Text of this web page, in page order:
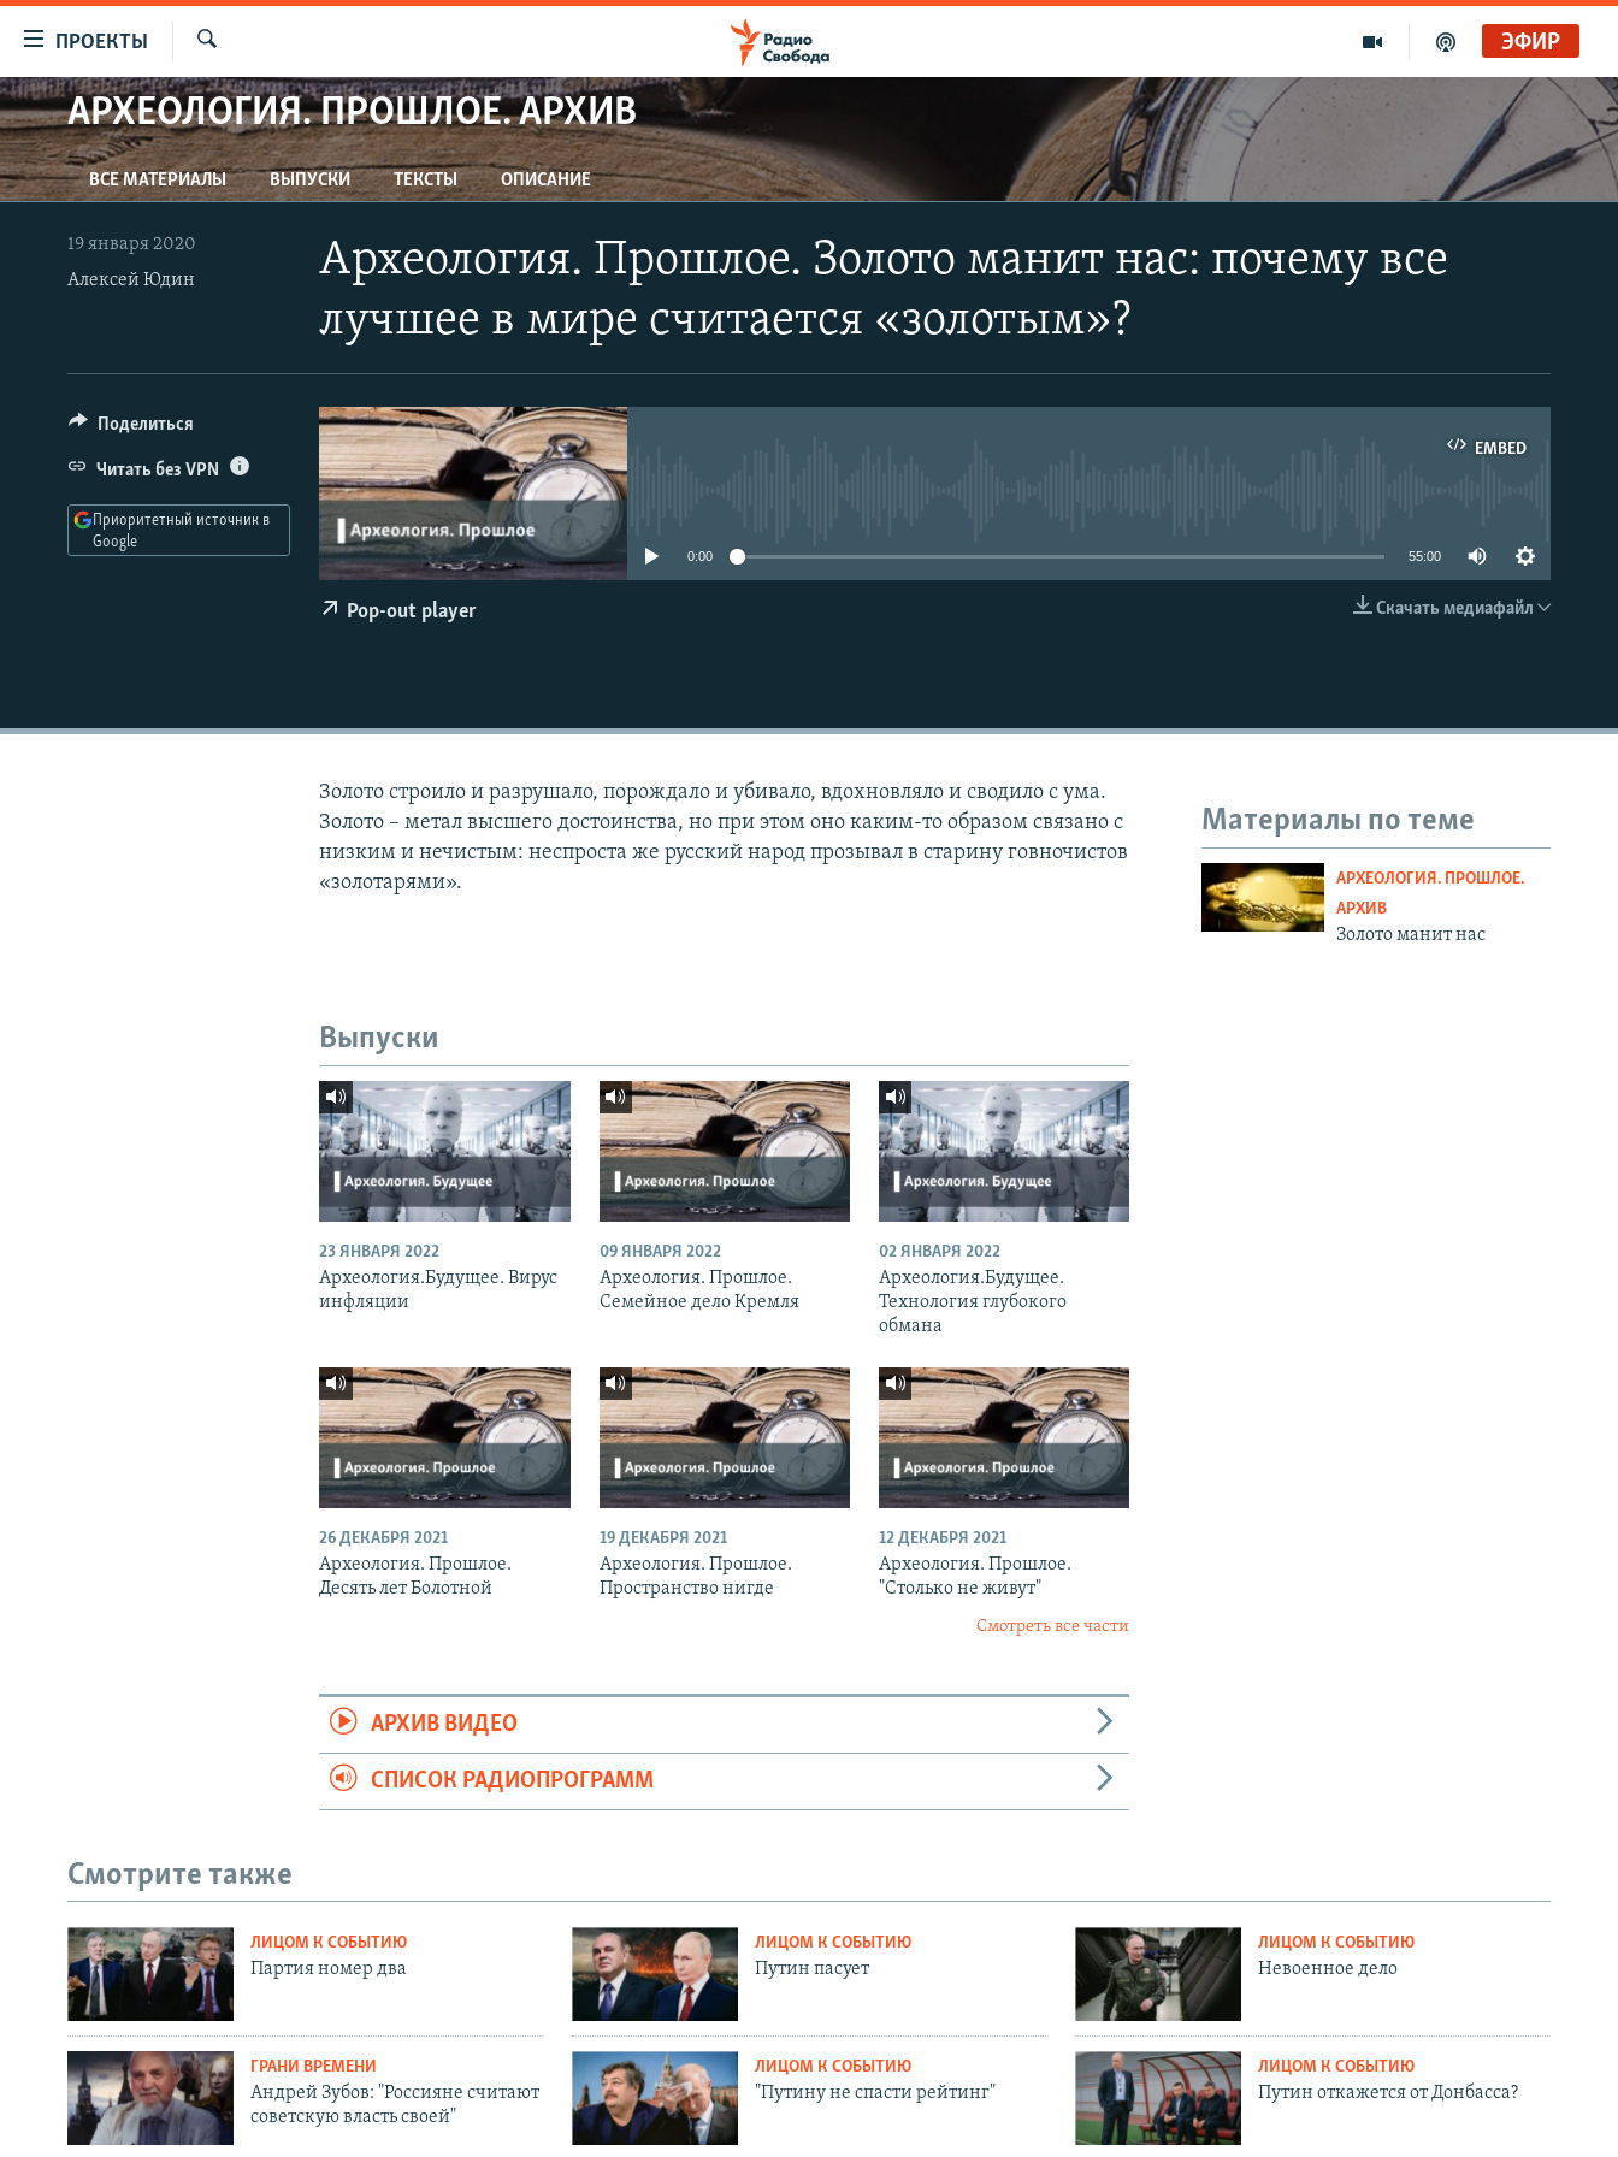
упрощенного
доступа
Вернуться
к
основному
содержанию
Вернутся
ПРОЕКТЫ
ПРОГРАММЫ
ПОДКАСТЫ
АВТОРСКИЕ ПРОЕКТЫ
ЦИТАТЫ СВОБОДЫ
МНЕНИЯ
IDEL.РЕАЛИИ
КАВКАЗ.РЕАЛИИ
СЕВЕР.РЕАЛИИ
СИБИРЬ.РЕАЛИИ
РАСПИСАНИЕ ВЕЩАНИЯ
Искать
ЭФИР
АРХЕОЛОГИЯ. ПРОШЛОЕ. АРХИВ
ВСЕ МАТЕРИАЛЫ ВЫПУСКИ ТЕКСТЫ ОПИСАНИЕ
Археология. Прошлое. Золото манит нас: почему все
лучшее в мире считается «золотым»?
19 января 2020
Алексей Юдин
EMBED
EMBED
0:00 55:00
Скачать медиафайл
Pop-out player
Поделиться
Читать без VPN
Приоритетный источник в
Google
Золото строило и разрушало, порождало и убивало, вдохновляло и сводило с ума.
Золото – метал высшего достоинства, но при этом оно каким-то образом связано с
низким и нечистым: неспроста же русский народ прозывал в старину говночистов
«золотарями».
Материалы по теме
АРХЕОЛОГИЯ. ПРОШЛОЕ.
АРХИВ
Золото манит нас
Выпуски
23 ЯНВАРЯ 2022
Археология.Будущее. Вирус
инфляции
09 ЯНВАРЯ 2022
Археология. Прошлое.
Семейное дело Кремля
02 ЯНВАРЯ 2022
Археология.Будущее.
Технология глубокого
обмана
26 ДЕКАБРЯ 2021
Археология. Прошлое.
Десять лет Болотной
19 ДЕКАБРЯ 2021
Археология. Прошлое.
Пространство нигде
12 ДЕКАБРЯ 2021
Археология. Прошлое.
"Столько не живут"
Смотреть все части
АРХИВ ВИДЕО
СПИСОК РАДИОПРОГРАММ
Смотрите также
ЛИЦОМ К СОБЫТИЮ
Партия номер два
ЛИЦОМ К СОБЫТИЮ
Путин пасует
ЛИЦОМ К СОБЫТИЮ
Невоенное дело
ГРАНИ ВРЕМЕНИ
Андрей Зубов: "Россияне считают
советскую власть своей"
ЛИЦОМ К СОБЫТИЮ
"Путину не спасти рейтинг"
ЛИЦОМ К СОБЫТИЮ
Путин откажется от Донбасса?